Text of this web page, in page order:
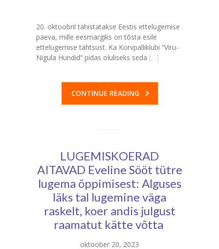
20. oktoobril tähistatakse Eestis ettelugemise
päeva, mille eesmärgiks on tõsta esile
ettelugemise tähtsust. Ka Korvpalliklubi “Viru-
Nigula Hundid” pidas oluliseks seda […]
CONTINUE READING
LUGEMISKOERAD
AITAVAD Eveline Sööt tütre
lugema õppimisest: Alguses
läks tal lugemine väga
raskelt, koer andis julgust
raamatut kätte võtta
oktoober 20, 2023